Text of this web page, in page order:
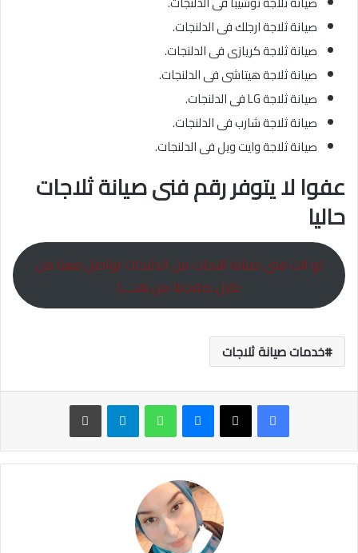
صيانة ثلاجة ارجلك فى الدلنجات.
صيانة ثلاجة كريازى فى الدلنجات.
صيانة ثلاجة هيتاشى فى الدلنجات.
صيانة ثلاجة LG فى الدلنجات.
صيانة ثلاجة شارب فى الدلنجات.
صيانة ثلاجة وايت ويل فى الدلنجات.
عفوا لا يتوفر رقم فنى صيانة ثلاجات
حاليا
لو انت فنى صيانة ثلاجات من الدلنجات تواصل معنا من
خلال صفحتنا من هنــــا
خدمات صيانة ثلاجات
ماسنجر واتساب تيلقرام طباعة